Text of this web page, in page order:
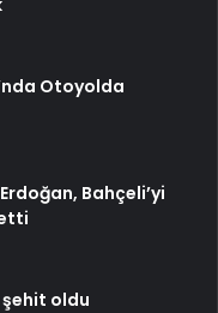
Otoyolda
Bahçeli’yi
şehit oldu